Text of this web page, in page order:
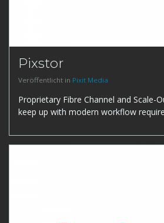
Pixstor
Veröffentlicht in Pixit Media
Proprietary Fibre Channel and Scale-
keep up with modern workflow